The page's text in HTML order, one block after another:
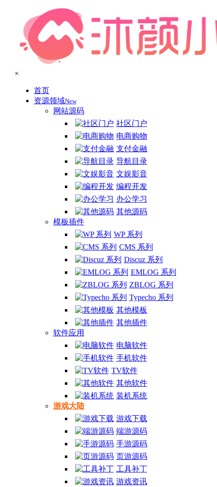
×
首页
资源领域New
网站源码
社区门户
电商购物
支付金融
导航目录
文娱影音
编程开发
办公学习
其他源码
模板插件
WP 系列
CMS 系列
Discuz 系列
EMLOG 系列
ZBLOG 系列
Typecho 系列
其他模板
其他插件
软件应用
电脑软件
手机软件
TV软件
其他软件
装机系统
游戏大陆
游戏下载
端游源码
手游源码
页游源码
工具补丁
游戏资讯